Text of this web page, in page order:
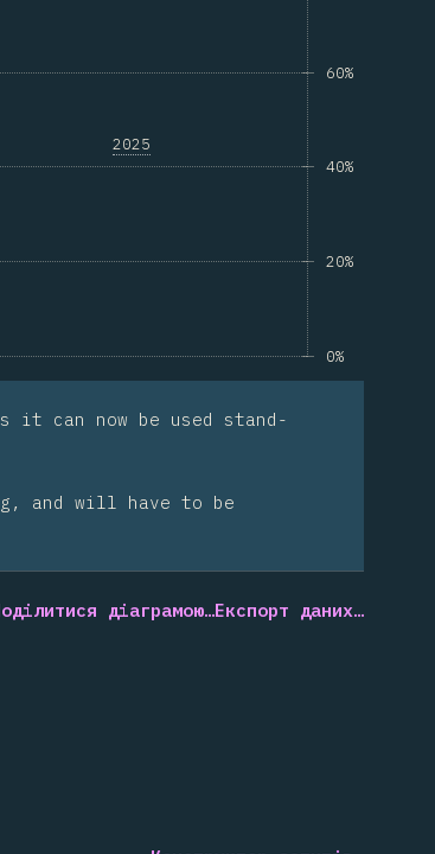
2025
0%
20%
40%
60%
it can now be used stand-
and will have to be
діаграмою…Експорт даних…